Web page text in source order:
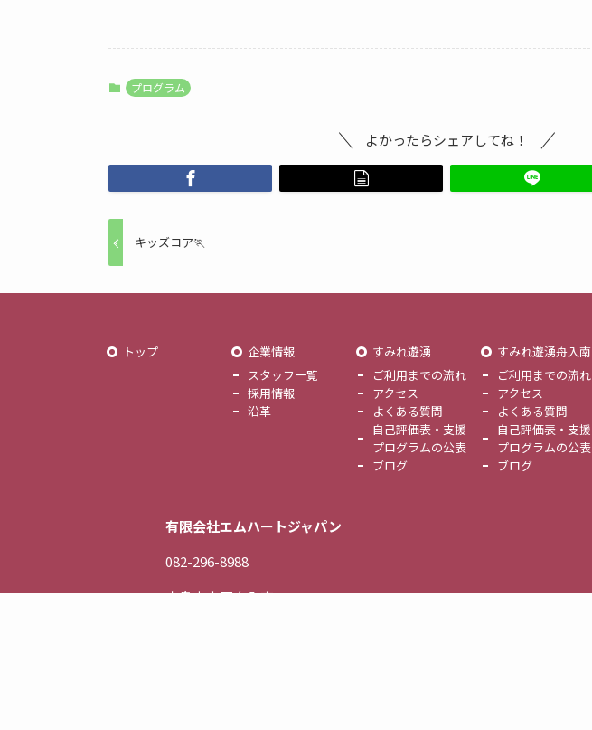
プログラム
よかったらシェアしてね！
キッズコア🏃
トップ
企業情報
スタッフ一覧
採用情報
沿革
すみれ遊湧
ご利用までの流れ
アクセス
よくある質問
自己評価表・支援
プログラムの公表
ブログ
すみれ遊湧舟入南
ご利用までの流れ
アクセス
よくある質問
自己評価表・支援
プログラムの公表
ブログ
有限会社エムハートジャパン
082-296-8988
広島市中区舟入南3-4-1-808